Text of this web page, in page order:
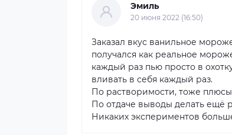
Эмиль
20 июня 2022 (16:50)
Заказал вкус ванильное
получался как реальное
каждый раз пью просто в
вливать в себя каждый раз.
По растворимости, тоже
По отдаче выводы делать ещё
Никаких экспериментов